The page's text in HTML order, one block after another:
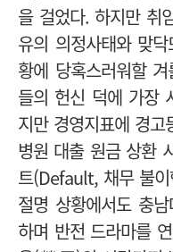
을 걸었다. 하지만 취
유의 의정사태와 맞
황에 당혹스러워할
들의 헌신 덕에 가장
지만 경영지표에 경
병원 대출 원금 상환
트(Default, 채무 불
절명 상황에서도 충
하며 반전 드라마를